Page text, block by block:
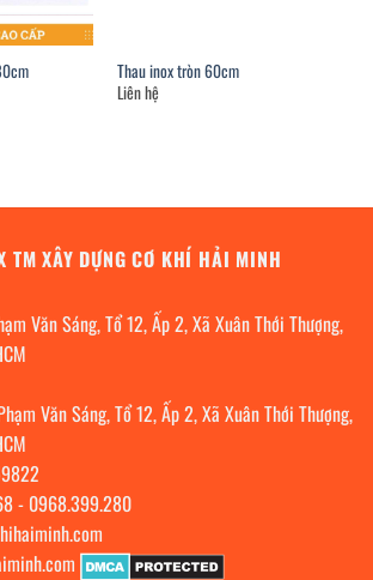
Thau inox tròn 60cm
Liên hệ
TM XÂY DỰNG CƠ KHÍ HẢI MINH
Văn Sáng, Tổ 12, Ấp 2, Xã Xuân Thới Thượng,
Văn Sáng, Tổ 12, Ấp 2, Xã Xuân Thới Thượng,
- 0968.399.280